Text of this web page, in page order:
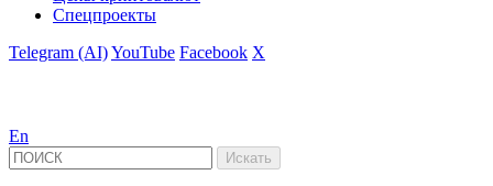
Спецпроекты
Telegram (AI)YouTube Facebook X
En